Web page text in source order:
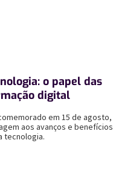
o papel das
digital
em 15 de agosto,
aos avanços e benefícios
tecnologia.